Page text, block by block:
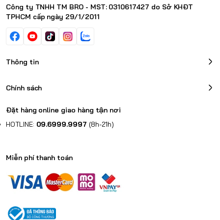
Công ty TNHH TM BRO - MST: 0310617427 do Sở KHĐT
TPHCM cấp ngày 29/1/2011
Thông tin
Chính sách
Đặt hàng online giao hàng tận nơi
HOTLINE: 09.6999.9997 (8h-21h)
Miễn phí thanh toán